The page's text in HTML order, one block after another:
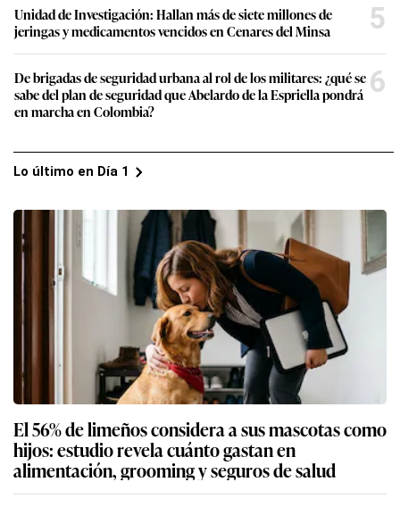
Unidad de Investigación: Hallan más de siete millones de
jeringas y medicamentos vencidos en Cenares del Minsa
5
De brigadas de seguridad urbana al rol de los militares: ¿qué se
sabe del plan de seguridad que Abelardo de la Espriella pondrá
en marcha en Colombia?
6
Lo último en Día 1
El 56% de limeños considera a sus mascotas como
hijos: estudio revela cuánto gastan en
alimentación, grooming y seguros de salud